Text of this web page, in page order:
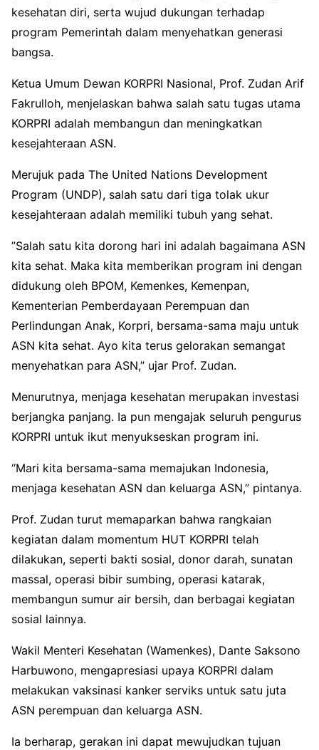
kesehatan diri, serta wujud dukungan terhadap
program Pemerintah dalam menyehatkan generasi
bangsa.
​Ketua Umum Dewan KORPRI Nasional, Prof. Zudan Arif
Fakrulloh, menjelaskan bahwa salah satu tugas utama
KORPRI adalah membangun dan meningkatkan
kesejahteraan ASN.
Merujuk pada The United Nations Development
Program (UNDP), salah satu dari tiga tolak ukur
kesejahteraan adalah memiliki tubuh yang sehat.
​”Salah satu kita dorong hari ini adalah bagaimana ASN
kita sehat. Maka kita memberikan program ini dengan
didukung oleh BPOM, Kemenkes, Kemenpan,
Kementerian Pemberdayaan Perempuan dan
Perlindungan Anak, Korpri, bersama-sama maju untuk
ASN kita sehat. Ayo kita terus gelorakan semangat
menyehatkan para ASN,” ujar Prof. Zudan.
​Menurutnya, menjaga kesehatan merupakan investasi
berjangka panjang. Ia pun mengajak seluruh pengurus
KORPRI untuk ikut menyukseskan program ini.
“Mari kita bersama-sama memajukan Indonesia,
menjaga kesehatan ASN dan keluarga ASN,” pintanya.
​Prof. Zudan turut memaparkan bahwa rangkaian
kegiatan dalam momentum HUT KORPRI telah
dilakukan, seperti bakti sosial, donor darah, sunatan
massal, operasi bibir sumbing, operasi katarak,
membangun sumur air bersih, dan berbagai kegiatan
sosial lainnya.
​Wakil Menteri Kesehatan (Wamenkes), Dante Saksono
Harbuwono, mengapresiasi upaya KORPRI dalam
melakukan vaksinasi kanker serviks untuk satu juta
ASN perempuan dan keluarga ASN.
Ia berharap, gerakan ini dapat mewujudkan tujuan